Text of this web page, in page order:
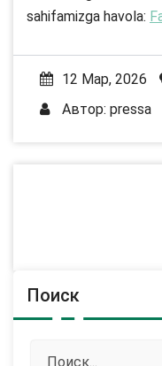
sahifamizga havola:
12 Мар, 2026
Автор: pressa
Поиск